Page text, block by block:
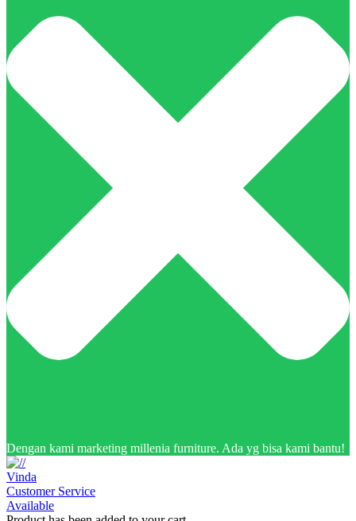
Dengan kami marketing millenia furniture. Ada yg bisa kami bantu!
Vinda
Customer Service
Available